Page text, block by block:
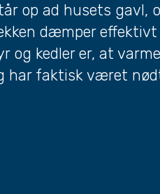
op ad husets gavl,
dæmper effektivt
og kedler er, at
har faktisk været